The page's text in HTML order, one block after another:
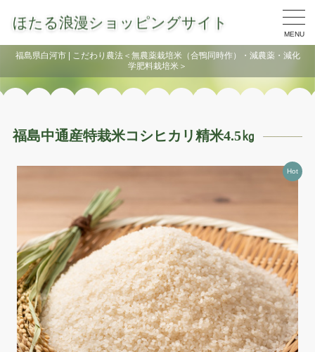
MENU
ほたる浪漫ショッピングサイト
福島県白河市 | こだわり農法＜無農薬栽培米（合鴨同時作）・減農薬・減化
学肥料栽培米＞
福島中通産特栽米コシヒカリ精米4.5㎏
Hot